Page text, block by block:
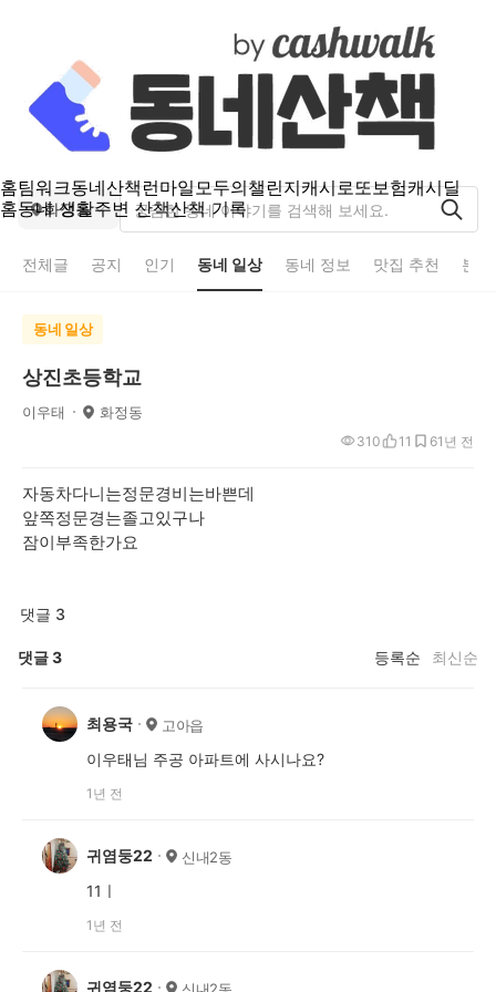
홈팀워크동네산책런마일모두의챌린지캐시로또보험캐시딜
홈동네 생활주변 산책산책 기록
화정동
전체글 공지 인기 동네 일상 동네 정보 맛집 추천 분
동네 일상
상진초등학교
이우태 화정동
1년 전
310 11 6
자동차다니는정문경비는바쁜데
앞쪽정문경는졸고있구나
잠이부족한가요
댓글 3
댓글3 등록순 최신순
최용국 고아읍
이우태님 주공 아파트에 사시나요?
1년 전
귀염둥22 신내2동
11ㅣ
1년 전
귀염둥22 신내2동